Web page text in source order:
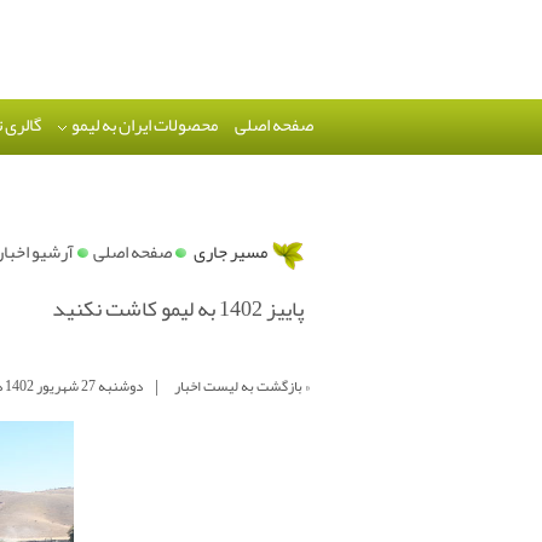
صفحه اصلی محصولات ایران به لیمو
مسیر جاری » صفحه اصلی آرشیو
پاییز 1402 به لیمو کاشت نکنید
« بازگشت به لیست اخبار | دوشنبه 27 شهریور 1402 در ساعت 8 : 41 دقیقه